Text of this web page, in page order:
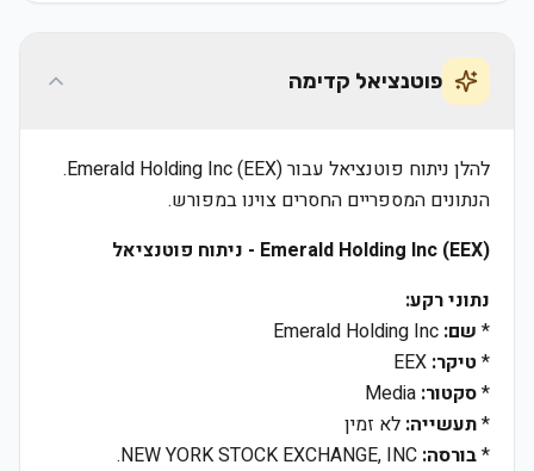
פוטנציאל קדימה
להלן ניתוח פוטנציאל עבור Emerald Holding Inc (EEX).
הנתונים המספריים החסרים צוינו במפורש.
Emerald Holding Inc (EEX) - ניתוח פוטנציאל
נתוני רקע:
* שם:
* טיקר:
*סקטור:
*תעשייה: לא זמין
*בורסה: